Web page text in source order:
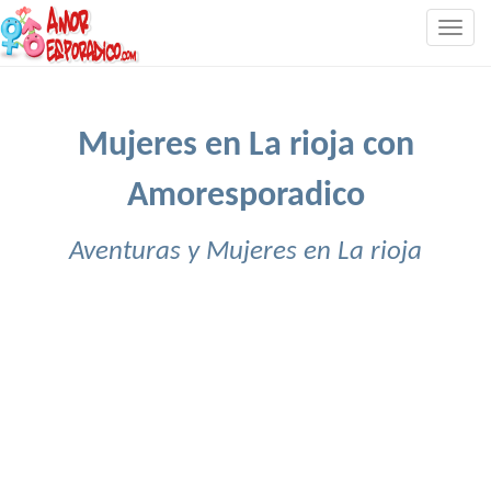
Mujeres en La rioja con
Amoresporadico
Aventuras y Mujeres en La rioja